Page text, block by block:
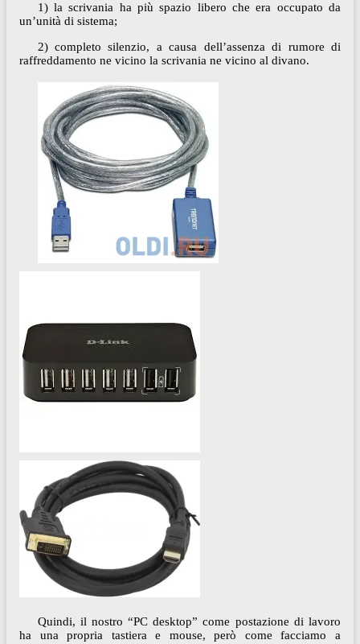
1) la scrivania ha più spazio libero che era occupato da
un’unità di sistema;
2) completo silenzio, a causa dell’assenza di rumore di
raffreddamento ne vicino la scrivania ne vicino al divano.
Quindi, il nostro “PC desktop” come postazione di lavoro
ha una propria tastiera e mouse, però come facciamo a